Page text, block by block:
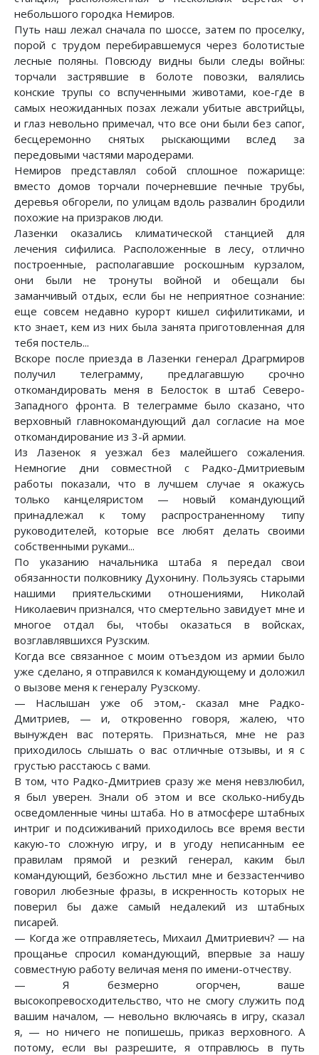
небольшого городка Немиров.
Путь наш лежал сначала по шоссе, затем по проселку,
порой с трудом перебиравшемуся через болотистые
лесные поляны. Повсюду видны были следы войны:
торчали застрявшие в болоте повозки, валялись
конские трупы со вспученными животами, кое-где в
самых неожиданных позах лежали убитые австрийцы,
и глаз невольно примечал, что все они были без сапог,
бесцеремонно снятых рыскающими вслед за
передовыми частями мародерами.
Немиров представлял собой сплошное пожарище:
вместо домов торчали почерневшие печные трубы,
деревья обгорели, по улицам вдоль развалин бродили
похожие на призраков люди.
Лазенки оказались климатической станцией для
лечения сифилиса. Расположенные в лесу, отлично
построенные, располагавшие роскошным курзалом,
они были не тронуты войной и обещали бы
заманчивый отдых, если бы не неприятное сознание:
еще совсем недавно курорт кишел сифилитиками, и
кто знает, кем из них была занята приготовленная для
тебя постель...
Вскоре после приезда в Лазенки генерал Драгрмиров
получил телеграмму, предлагавшую срочно
откомандировать меня в Белосток в штаб Северо-
Западного фронта. В телеграмме было сказано, что
верховный главнокомандующий дал согласие на мое
откомандирование из 3-й армии.
Из Лазенок я уезжал без малейшего сожаления.
Немногие дни совместной с Радко-Дмитриевым
работы показали, что в лучшем случае я окажусь
только канцеляристом — новый командующий
принадлежал к тому распространенному типу
руководителей, которые все любят делать своими
собственными руками...
По указанию начальника штаба я передал свои
обязанности полковнику Духонину. Пользуясь старыми
нашими приятельскими отношениями, Николай
Николаевич признался, что смертельно завидует мне и
многое отдал бы, чтобы оказаться в войсках,
возглавлявшихся Рузским.
Когда все связанное с моим отъездом из армии было
уже сделано, я отправился к командующему и доложил
о вызове меня к генералу Рузскому.
— Наслышан уже об этом,- сказал мне Радко-
Дмитриев, — и, откровенно говоря, жалею, что
вынужден вас потерять. Признаться, мне не раз
приходилось слышать о вас отличные отзывы, и я с
грустью расстаюсь с вами.
В том, что Радко-Дмитриев сразу же меня невзлюбил,
я был уверен. Знали об этом и все сколько-нибудь
осведомленные чины штаба. Но в атмосфере штабных
интриг и подсиживаний приходилось все время вести
какую-то сложную игру, и в угоду неписанным ее
правилам прямой и резкий генерал, каким был
командующий, безбожно льстил мне и беззастенчиво
говорил любезные фразы, в искренность которых не
поверил бы даже самый недалекий из штабных
писарей.
— Когда же отправляетесь, Михаил Дмитриевич? — на
прощанье спросил командующий, впервые за нашу
совместную работу величая меня по имени-отчеству.
— Я безмерно огорчен, ваше
высокопревосходительство, что не смогу служить под
вашим началом, — невольно включаясь в игру, сказал
я, — но ничего не попишешь, приказ верховного. А
потому, если вы разрешите, я отправлюсь в путь